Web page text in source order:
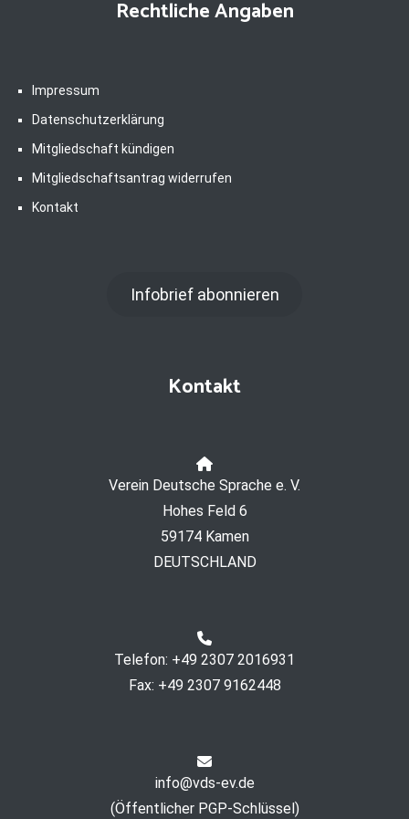
Rechtliche Angaben
Impressum
Datenschutzerklärung
Mitgliedschaft kündigen
Mitgliedschaftsantrag widerrufen
Kontakt
Infobrief abonnieren
Kontakt
Verein Deutsche Sprache e. V.
Hohes Feld 6
59174 Kamen
DEUTSCHLAND
Telefon: +49 2307 2016931
Fax: +49 2307 9162448
info@vds-ev.de
(Öffentlicher PGP-Schlüssel)